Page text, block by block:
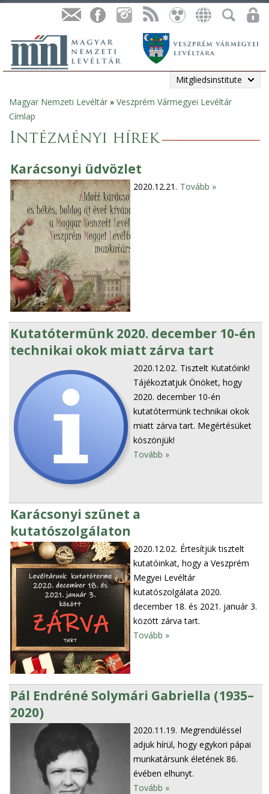
Mitgliedsinstitute
Sie
sind
Magyar Nemzeti Levéltár » Veszprém Vármegyei Levéltár
Címlap
Intézményi hírek
Karácsonyi üdvözlet
2020.12.21. Tovább »
Kutatótermünk 2020. december 10-én
technikai okok miatt zárva tart
2020.12.02. Tisztelt Kutatóink!
Tájékoztatjuk Önöket, hogy
2020. december 10-én
kutatótermünk technikai okok
miatt zárva tart. Megértésüket
köszönjük!
Tovább »
Karácsonyi szünet a
kutatószolgálaton
2020.12.02. Értesítjük tisztelt
kutatóinkat, hogy a Veszprém
Megyei Levéltár
kutatószolgálata 2020.
december 18. és 2021. január 3.
között zárva tart.
Tovább »
Pál Endréné Solymári Gabriella (1935–
2020)
2020.11.19. Megrendüléssel
adjuk hírül, hogy egykori pápai
munkatársunk életének 86.
évében elhunyt.
Tovább »